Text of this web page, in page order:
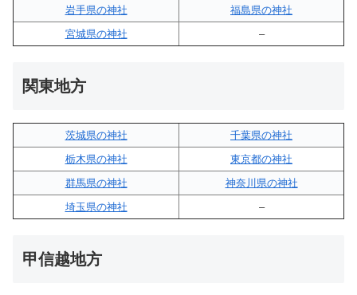
岩手県の神社
福島県の神社
宮城県の神社
–
関東地方
茨城県の神社
千葉県の神社
栃木県の神社
東京都の神社
群馬県の神社
神奈川県の神社
埼玉県の神社
–
甲信越地方